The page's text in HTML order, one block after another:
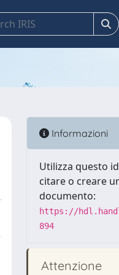
Informazioni
Utilizza questo
citare o creare
documento:
https://
894
Attenzione